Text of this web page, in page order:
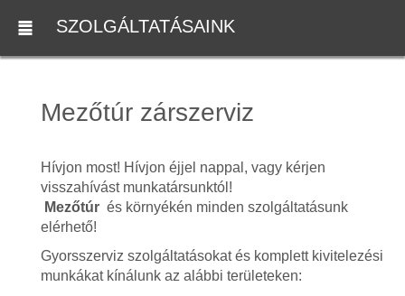
SZOLGÁLTATÁSAINK
Mezőtúr zárszerviz
Hívjon most! Hívjon éjjel nappal, vagy kérjen
visszahívást munkatársunktól!
Mezőtúr és környékén minden szolgáltatásunk
elérhető!
Gyorsszerviz szolgáltatásokat és komplett kivitelezési
munkákat kínálunk az alábbi területeken: